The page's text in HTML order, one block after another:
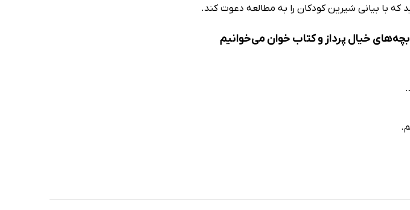
که با بیانی شیرین کودکان را به مطالعه دعوت کند.
خیال پرداز و کتاب خوان می‌خوانیم